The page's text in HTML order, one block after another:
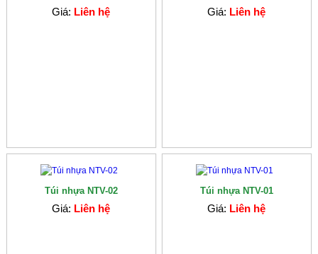
Giá: Liên hệ Giá: Liên hệ
Túi nhựa NTV-02
Giá: Liên hệ
Túi nhựa NTV-01
Giá: Liên hệ